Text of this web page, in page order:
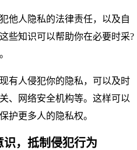
他人隐私的法律责任，以及自
些知识可以帮助你在必要时采?
有人侵犯你的隐私，可以及时
、网络安全机构等。这样可以
护更多人的隐私权。
，抵制侵犯行为